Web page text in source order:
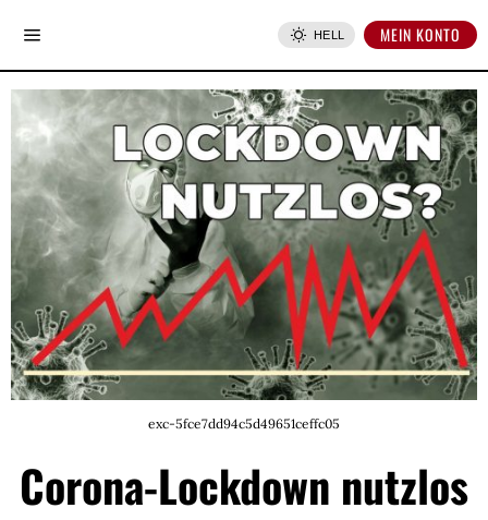
HELL MEIN KONTO
exc-5fce7dd94c5d49651ceffc05
Corona-Lockdown nutzlos